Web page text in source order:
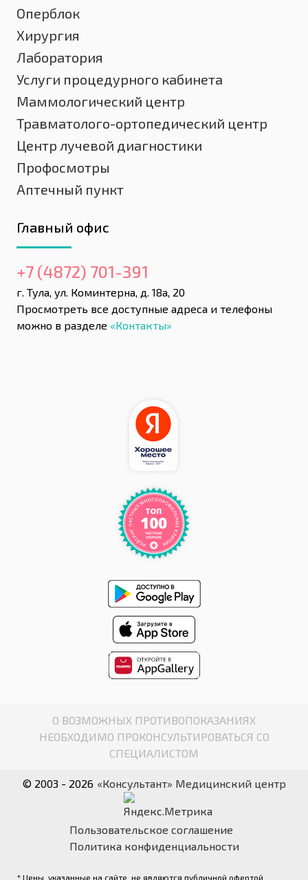
Оперблок
Хирургия
Лаборатория
Услуги процедурного кабинета
Маммологический центр
Травматолого-ортопедический центр
Центр лучевой диагностики
Профосмотры
Аптечный пункт
Главный офис
+7 (4872) 701-391
г. Тула, ул. Коминтерна, д. 18а, 20
Просмотреть все доступные адреса и телефоны
можно в разделе «Контакты»
О ВОЗМОЖНЫХ ПРОТИВОПОКАЗАНИЯХ
НЕОБХОДИМО ПРОКОНСУЛЬТИРОВАТЬСЯ СО
СПЕЦИАЛИСТОМ
© 2003 - 2026 «Консультант» Медицинский центр
Пользовательское соглашение
Политика конфиденциальности
* Цены, указанные на сайте, не являются публичной офертой.